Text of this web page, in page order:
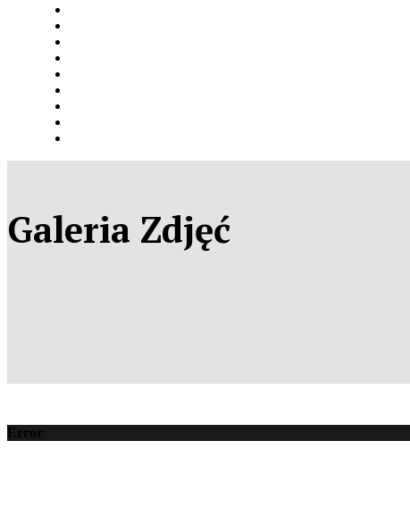
Galeria Zdjęć
Error